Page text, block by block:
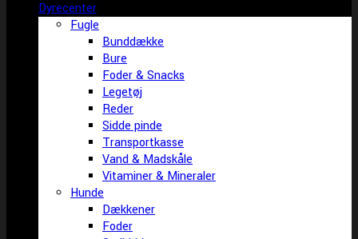
Dyrecenter
Fugle
Bunddække
Bure
Foder & Snacks
Legetøj
Reder
Sidde pinde
Transportkasse
Vand & Madskåle
Vitaminer & Mineraler
Hunde
Dækkener
Foder